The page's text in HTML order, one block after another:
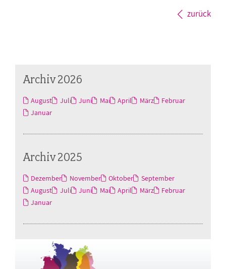
zurück
Archiv 2026
August Juli Juni Mai April März
Februar
Januar
Archiv 2025
Dezember November Oktober
September
August
Juli Juni Mai April März
Februar
Januar